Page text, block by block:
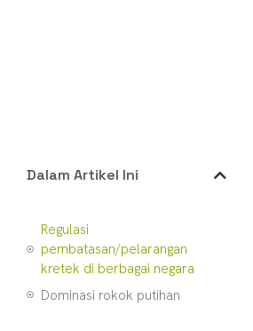
Dalam Artikel Ini
Regulasi
pembatasan/pelarangan
kretek di berbagai negara
Dominasi rokok putihan